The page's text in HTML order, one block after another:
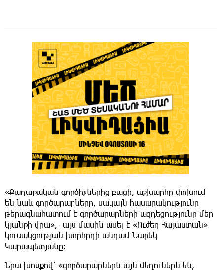
«Քաղաքական գործիչներից բացի, աշխարհը փոխում
են նաև գործարարները, սակայն հասարակությունը
թերագնահատում է գործարարների ազդեցությունը մեր
կյանքի վրա»,- այս մասին ասել է «Ուժեղ Հայաստան»
կուսակցության խորհրդի անդամ Նարեկ
Կարապետյանը։
Նրա խոսքով՝ «գործարարներն այն մեղուներն են,